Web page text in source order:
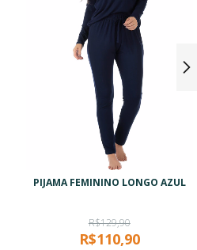
PIJAMA FEMININO LONGO AZUL
R$129,90
R$110,90